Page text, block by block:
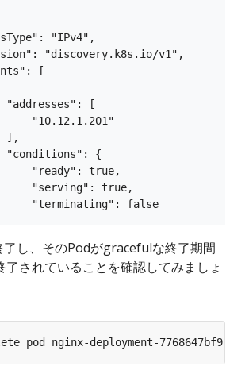
"IPv4",
"discovery.k8s.io/v1",
[
"addresses": [
"10.12.1.201"
],
"conditions": {
"ready": true,
"serving": true,
了し、そのPodがgracefulな終了期間
了されていることを確認してみましょ